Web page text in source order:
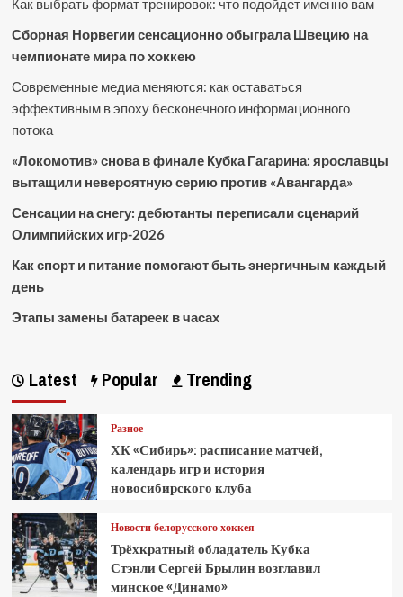
Как выбрать формат тренировок: что подойдет именно вам
Сборная Норвегии сенсационно обыграла Швецию на
чемпионате мира по хоккею
Современные медиа меняются: как оставаться
эффективным в эпоху бесконечного информационного
потока
«Локомотив» снова в финале Кубка Гагарина: ярославцы
вытащили невероятную серию против «Авангарда»
Сенсации на снегу: дебютанты переписали сценарий
Олимпийских игр-2026
Как спорт и питание помогают быть энергичным каждый
день
Этапы замены батареек в часах
Latest Popular Trending
Разное
ХК «Сибирь»: расписание матчей,
календарь игр и история
новосибирского клуба
Новости белорусского хоккея
Трёхкратный обладатель Кубка
Стэнли Сергей Брылин возглавил
минское «Динамо»